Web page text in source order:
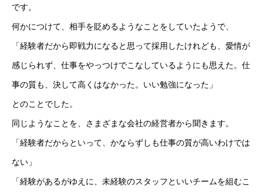
です。
何かにつけて、相手を貶めるようなことをしていたようで、
「経験者だから即戦力になると思って採用したけれども、愛情が
感じられず、仕事をやっつけでこなしているようにも思えた。仕
事の質も、決して高くはなかった。いい勉強になった」
とのことでした。
同じようなことを、さまざまな会社の経営者から聞きます。
「経験者だからといって、かならずしも仕事の質が高いわけでは
ない」
「経験があるがゆえに、未経験のスタッフといいチームを組むこ